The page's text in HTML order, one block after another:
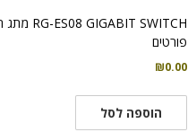
פורטים
₪0.00
הוספה לסל